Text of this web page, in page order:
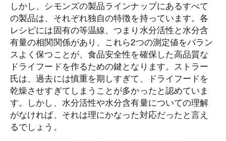
しかし、シモンズの製品ラインナップにあるすべて
の製品は、それぞれ独自の特徴を持っています。各
レシピには固有の等温線、つまり水分活性と水分含
有量の相関関係があり、これら2つの測定値をバラン
スよく保つことが、食品安全性を確保した高品質な
ドライフードを作るための鍵となります。ストラー
氏は、過去には慎重を期しすぎて、ドライフードを
乾燥させすぎてしまうことが多かったと認めていま
す。しかし、水分活性や水分含有量についての理解
がなければ、それは理にかなった対応だったと言え
るでしょう。